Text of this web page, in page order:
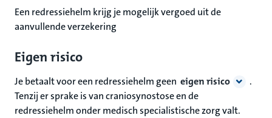
Een redressiehelm krijg je mogelijk vergoed uit de
aanvullende verzekering
Eigen risico
Je betaalt voor een redressiehelm geen eigen risico
.
Tenzij er sprake is van craniosynostose en de
redressiehelm onder medisch specialistische zorg valt.